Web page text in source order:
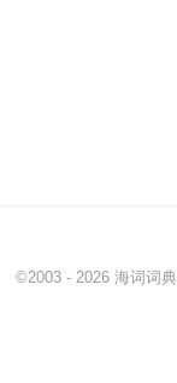
©2003 - 2026 海词词典